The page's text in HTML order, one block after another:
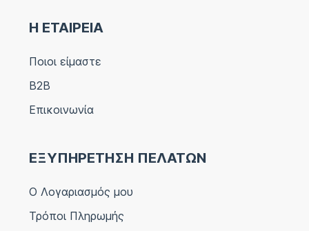
Η ΕΤΑΙΡΕΙΑ
Ποιοι είμαστε
B2B
Επικοινωνία
ΕΞΥΠΗΡΕΤΗΣΗ ΠΕΛΑΤΩΝ
Ο Λογαριασμός μου
Τρόποι Πληρωμής